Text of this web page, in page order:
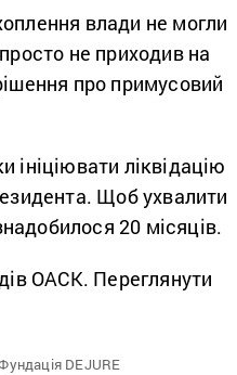
влади не могли
не приходив на
про примусовий
ліквідацію
Щоб ухвалити
20 місяців.
ОАСК. Переглянути
DEJURE